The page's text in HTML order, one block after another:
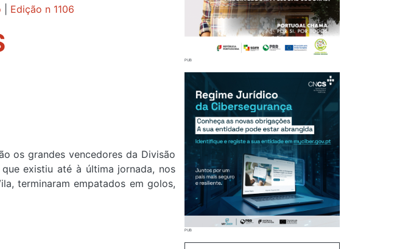
Edição n 1106
os grandes vencedores da Divisão
existiu até à última jornada, nos
terminaram empatados em golos,